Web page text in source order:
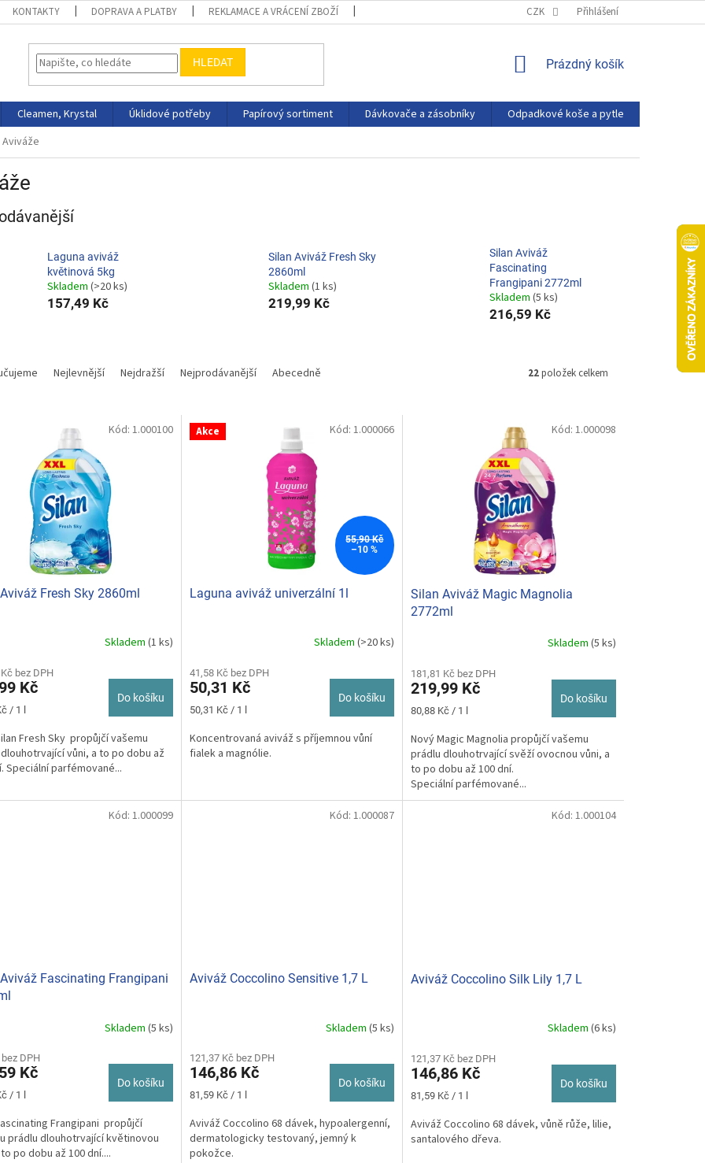
KONTAKTY DOPRAVA A PLATBY REKLAMACE A VRÁCENÍ ZBOŽÍ PODMÍNKY OCHRANY OSOBNÍCH ÚDAJŮ
CZK Přihlášení
HLEDAT
NÁKUPNÍ
Prázdný košík
Cleamen, Krystal Úklidové potřeby Papírový sortiment Dávkovače a zásobníky Odpadkové koše a pytle
Aviváže
Laguna aviváž
květinová 5kg
Skladem (>20 ks)
157,49 Kč
Silan Aviváž Fresh Sky
2860ml
Skladem (1 ks)
219,99 Kč
Silan Aviváž
Fascinating
Frangipani 2772ml
Skladem (5 ks)
216,59 Kč
Nejlevnější Nejdražší Nejprodávanější Abecedně 22položek celkem
Fresh Sky 2860ml
Skladem (1 ks)
bez DPH
Kč
/ 1 l
Do košíku
Fresh Sky propůjčí vašemu
vůni, a to po dobu až
Speciální parfémované...
Kód: 1.000100 Akce
55,90 Kč
–10 %
Laguna aviváž univerzální 1l
produktu
je
5,0
5
hvězdiček.
Skladem (>20 ks)
41,58 Kč bez DPH
50,31 Kč
Měrná
50,31 Kč / 1 l
Do košíku
Koncentrovaná aviváž s příjemnou vůní
fialek a magnólie.
Kód: 1.000066
Silan Aviváž Magic Magnolia
2772ml
Skladem (5 ks)
181,81 Kč bez DPH
219,99 Kč
Měrná
80,88 Kč / 1 l
Do košíku
Nový Magic Magnolia propůjčí vašemu
prádlu dlouhotrvající svěží ovocnou vůni, a
to po dobu až 100 dní.
Speciální parfémované...
Kód: 1.000098
Fascinating Frangipani
Skladem (5 ks)
DPH
Kč
/ 1 l
Do košíku
Frangipani propůjčí
prádlu dlouhotrvající květinovou
po dobu až 100 dní....
Kód: 1.000099
Aviváž Coccolino Sensitive 1,7 L
Skladem (5 ks)
121,37 Kč bez DPH
146,86 Kč
Měrná
81,59 Kč / 1 l
Do košíku
Aviváž Coccolino 68 dávek, hypoalergenní,
dermatologicky testovaný, jemný k
pokožce.
Kód: 1.000087
Aviváž Coccolino Silk Lily 1,7 L
Skladem (6 ks)
121,37 Kč bez DPH
146,86 Kč
Měrná
81,59 Kč / 1 l
Do košíku
Aviváž Coccolino 68 dávek, vůně růže, lilie,
santalového dřeva.
Kód: 1.000104